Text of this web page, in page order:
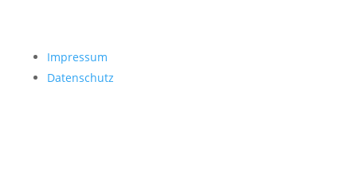
Impressum
Datenschutz